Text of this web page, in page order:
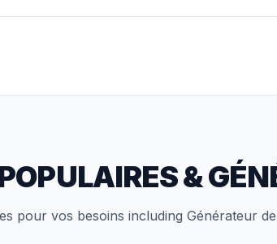
&
pour vos besoins including Générateur de